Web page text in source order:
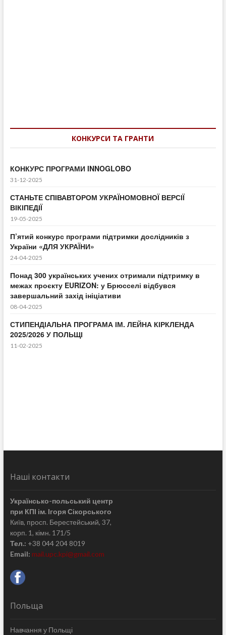
КОНКУРСИ ТА ГРАНТИ
КОНКУРС ПРОГРАМИ INNOGLOBO
31-12-2025
СТАНЬТЕ СПІВАВТОРОМ УКРАЇНОМОВНОЇ ВЕРСІЇ
ВІКІПЕДІЇ
19-05-2025
П’ятий конкурс програми підтримки дослідників з
України «ДЛЯ УКРАЇНИ»
24-04-2025
Понад 300 українських учених отримали підтримку в
межах проєкту EURIZON: у Брюсселі відбувся
завершальний захід ініціативи
08-04-2025
СТИПЕНДІАЛЬНА ПРОГРАМА ІМ. ЛЕЙНА КІРКЛЕНДА
2025/2026 У ПОЛЬЩІ
11-02-2025
Наші контакти
Українсько-польський центр
при КПІ ім. Ігоря Сікорського
Київ, просп. Берестейський, 37,
корп. 1, кімн. 171/5
Тел.: +38 044 204 8019
Email: mail.upc.kpi@gmail.com
Польща
Навчання у Польщі